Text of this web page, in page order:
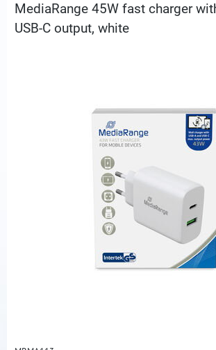
MediaRange 45W fast charger
USB-C output, white